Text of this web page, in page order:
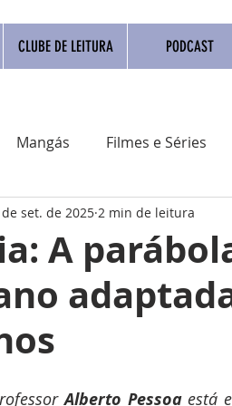
CLUBE DE LEITURA PODCAST
Mangás Filmes e Séries
Nacional Quadrinho
Resenha Clube
A
set. de 2025 2 min de leitura
Alberto Pessoa está